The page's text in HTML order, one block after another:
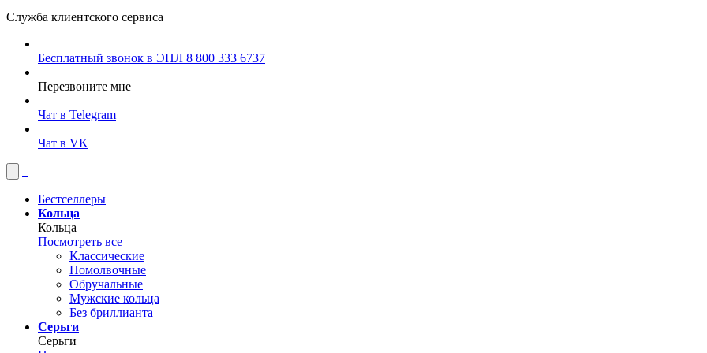
Служба клиентского сервиса
Бесплатный звонок в ЭПЛ 8 800 333 6737
Перезвоните мне
Чат в Telegram
Чат в VK
Бестселлеры
Кольца
Кольца
Посмотреть все
Классические
Помолвочные
Обручальные
Мужские кольца
Без бриллианта
Серьги
Серьги